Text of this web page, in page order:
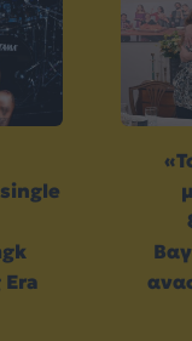
Era